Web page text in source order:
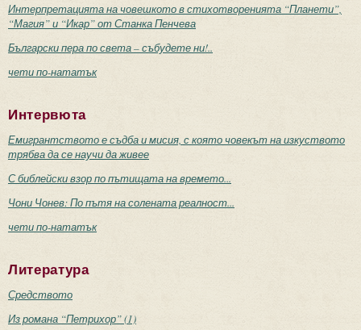
Интерпретацията на човешкото в стихотворенията “Планети”,
“Магия” и “Икар” от Станка Пенчева
Български пера по света – събудете ни!..
чети по-нататък
Интервюта
Емигрантството е съдба и мисия, с която човекът на изкуството
трябва да се научи да живее
С библейски взор по пътищата на времето...
Чони Чонев: По пътя на солената реалност...
чети по-нататък
Литература
Средството
Из романа “Петрихор” (1)